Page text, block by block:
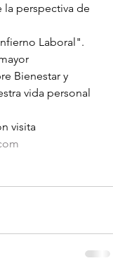
la perspectiva de
Laboral".
Bienestar y
vida personal
visita